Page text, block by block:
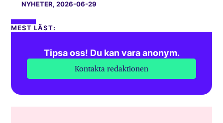
NYHETER, 2026-06-29
MEST LÄST:
Tipsa oss! Du kan vara anonym.
Kontakta redaktionen